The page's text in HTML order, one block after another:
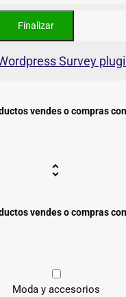
Survey
vendes o compras
vendes o compras
Moda y accesorios